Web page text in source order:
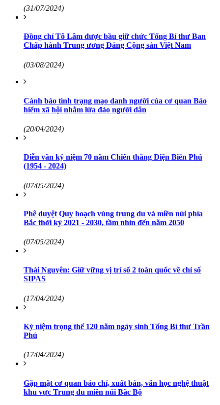
(31/07/2024)
Đồng chí Tô Lâm được bầu giữ chức Tổng Bí thư Ban
Chấp hành Trung ương Đảng Cộng sản Việt Nam
(03/08/2024)
Cảnh báo tình trạng mạo danh người của cơ quan Bảo
hiểm xã hội nhằm lừa đảo người dân
(20/04/2024)
Diễn văn kỷ niệm 70 năm Chiến thắng Điện Biên Phủ
(1954 - 2024)
(07/05/2024)
Phê duyệt Quy hoạch vùng trung du và miền núi phía
Bắc thời kỳ 2021 - 2030, tầm nhìn đến năm 2050
(07/05/2024)
Thái Nguyên: Giữ vững vị trí số 2 toàn quốc về chỉ số
SIPAS
(17/04/2024)
Kỷ niệm trọng thể 120 năm ngày sinh Tổng Bí thư Trần
Phú
(17/04/2024)
Gặp mặt cơ quan báo chí, xuất bản, văn học nghệ thuật
khu vực Trung du miền núi Bắc Bộ